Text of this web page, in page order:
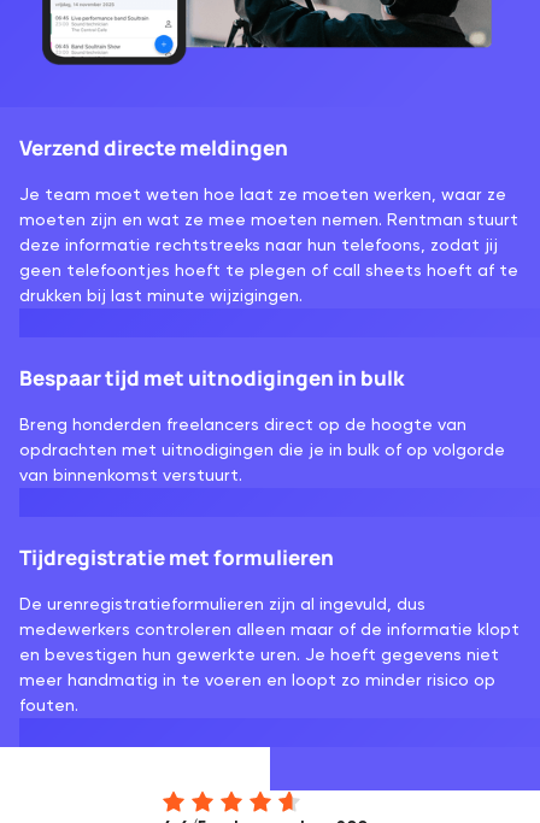
Verzend directe meldingen
Je team moet weten hoe laat ze moeten werken, waar ze
moeten zijn en wat ze mee moeten nemen. Rentman stuurt
deze informatie rechtstreeks naar hun telefoons, zodat jij
geen telefoontjes hoeft te plegen of call sheets hoeft af te
drukken bij last minute wijzigingen.
Bespaar tijd met uitnodigingen in bulk
Breng honderden freelancers direct op de hoogte van
opdrachten met uitnodigingen die je in bulk of op volgorde
van binnenkomst verstuurt.
Tijdregistratie met formulieren
De urenregistratieformulieren zijn al ingevuld, dus
medewerkers controleren alleen maar of de informatie klopt
en bevestigen hun gewerkte uren. Je hoeft gegevens niet
meer handmatig in te voeren en loopt zo minder risico op
fouten.